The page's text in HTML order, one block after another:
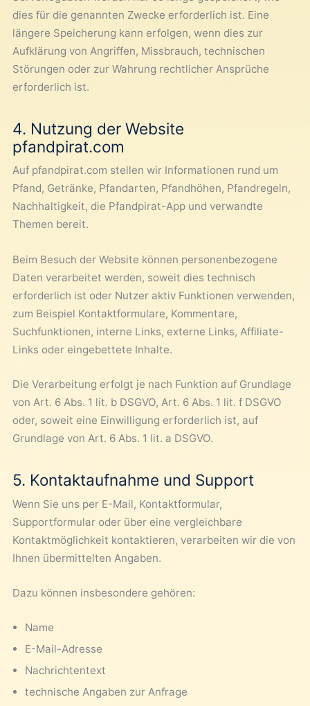
dies für die genannten Zwecke erforderlich ist. Eine
längere Speicherung kann erfolgen, wenn dies zur
Aufklärung von Angriffen, Missbrauch, technischen
Störungen oder zur Wahrung rechtlicher Ansprüche
erforderlich ist.
4. Nutzung der Website
pfandpirat.com
Auf pfandpirat.com stellen wir Informationen rund um
Pfand, Getränke, Pfandarten, Pfandhöhen, Pfandregeln,
Nachhaltigkeit, die Pfandpirat-App und verwandte
Themen bereit.
Beim Besuch der Website können personenbezogene
Daten verarbeitet werden, soweit dies technisch
erforderlich ist oder Nutzer aktiv Funktionen verwenden,
zum Beispiel Kontaktformulare, Kommentare,
Suchfunktionen, interne Links, externe Links, Affiliate-
Links oder eingebettete Inhalte.
Die Verarbeitung erfolgt je nach Funktion auf Grundlage
von Art. 6 Abs. 1 lit. b DSGVO, Art. 6 Abs. 1 lit. f DSGVO
oder, soweit eine Einwilligung erforderlich ist, auf
Grundlage von Art. 6 Abs. 1 lit. a DSGVO.
5. Kontaktaufnahme und Support
Wenn Sie uns per E-Mail, Kontaktformular,
Supportformular oder über eine vergleichbare
Kontaktmöglichkeit kontaktieren, verarbeiten wir die von
Ihnen übermittelten Angaben.
Dazu können insbesondere gehören:
Name
E-Mail-Adresse
Nachrichtentext
technische Angaben zur Anfrage